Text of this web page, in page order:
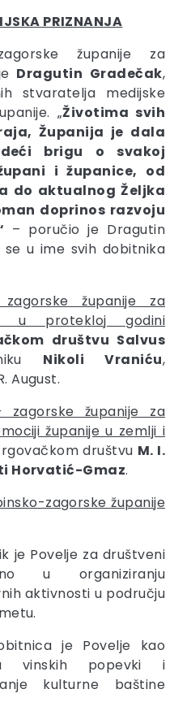
PRIZNANJA
županije za
Dragutin Gradečak,
stvaratelja medijske
„Životima svih
Županija je dala
brigu o svakoj
i županice, od
do aktualnog Željka
doprinos razvoju
– poručio je Dragutin
se u ime svih dobitnika
županije za
u protekloj godini
društvu Salvus
Nikoli Vraniću,
August.
zagorske županije za
županije u zemlji i
društvu M. I.
Horvatić-Gmaz.
zagorske županije
je Povelje za društveni
u organiziranju
aktivnosti u području
je Povelje kao
vinskih popevki i
kulturne baštine